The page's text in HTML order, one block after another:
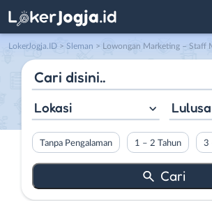
LokerJogja.ID > Sleman > Lowongan Marketing – Staff Menejemen
Lokasi
Tanpa Pengalaman 1 – 2 Tahun 3